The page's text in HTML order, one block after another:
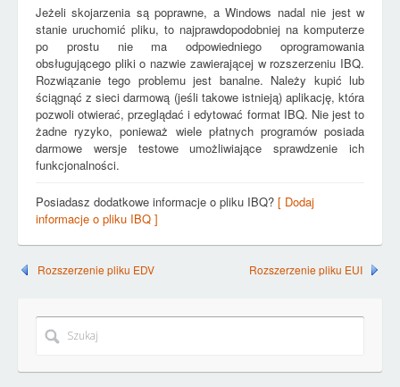
Jeżeli skojarzenia są poprawne, a Windows nadal nie jest w
stanie uruchomić pliku, to najprawdopodobniej na komputerze
po prostu nie ma odpowiedniego oprogramowania
obsługującego pliki o nazwie zawierającej w rozszerzeniu IBQ.
Rozwiązanie tego problemu jest banalne. Należy kupić lub
ściągnąć z sieci darmową (jeśli takowe istnieją) aplikację, która
pozwoli otwierać, przeglądać i edytować format IBQ. Nie jest to
żadne ryzyko, ponieważ wiele płatnych programów posiada
darmowe wersje testowe umożliwiające sprawdzenie ich
funkcjonalności.
Posiadasz dodatkowe informacje o pliku IBQ? [ Dodaj
informacje o pliku IBQ ]
Rozszerzenie pliku EDV Rozszerzenie pliku EUI